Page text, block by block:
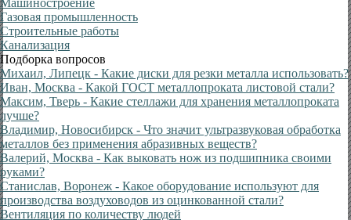
Машиностроение
Газовая промышленность
Строительные работы
Канализация
Подборка вопросов
Михаил, Липецк - Какие диски для резки металла использовать?
Иван, Москва - Какой ГОСТ металлопроката листовой стали?
Максим, Тверь - Какие стеллажи для хранения металлопроката
лучше?
Владимир, Новосибирск - Что значит ультразвуковая обработка
металлов без применения абразивных веществ?
Валерий, Москва - Как выковать нож из подшипника своими
руками?
Станислав, Воронеж - Какое оборудование используют для
производства воздуховодов из оцинкованной стали?
Вентиляция по количеству людей